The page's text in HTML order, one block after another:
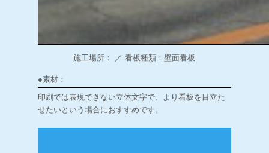
施工場所： ／ 看板種類：壁面看板
●素材：
印刷では表現できない立体文字で、より看板を目立た
せたいという場合におすすめです。